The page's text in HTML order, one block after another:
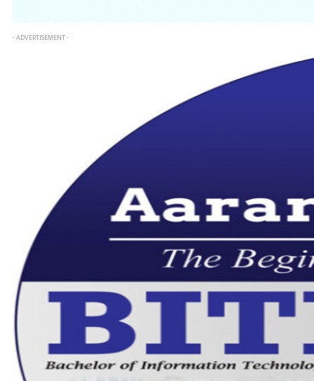
- ADVERTISEMENT -